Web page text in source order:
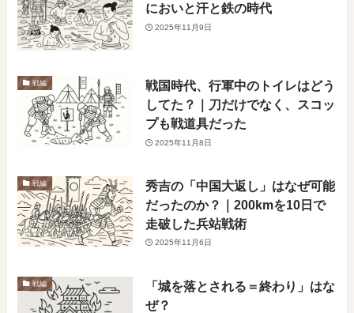
においと汗と鉄の時代
2025年11月9日
戦編
戦国時代、行軍中のトイレはどう
してた？｜刀だけでなく、スコッ
プも戦道具だった
2025年11月8日
戦編
秀吉の「中国大返し」はなぜ可能
だったのか？｜200kmを10日で
走破した兵站戦術
2025年11月6日
戦編
「城を落とされる＝終わり」はな
ぜ？